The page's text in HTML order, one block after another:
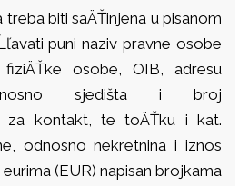
biti saÄŤinjena u pisanom
puni naziv pravne osobe
osobe, OIB, adresu
sjedišta i broj
za kontakt, te toÄŤku i kat.
odnosno nekretnina i iznos
eurima (EUR) napisan brojkama